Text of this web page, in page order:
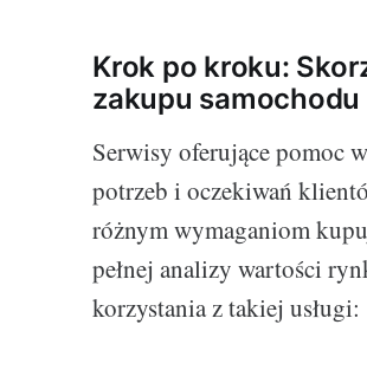
Krok po kroku:
zakupu samochodu
Serwisy oferujące pomoc
potrzeb i oczekiwań
różnym wymaganiom
pełnej analizy wartości
korzystania z takiej usługi: